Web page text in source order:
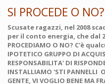
SI PROCEDE O NO?
Scusate ragazzi, nel 2008
per il conto energia, che dal
PROCEDIAMO O NO? C'è
IPOTETICO GRUPPO DI
RESPONSABILITA' DI
INSTALLIAMO 'STI PANNELLI
GENTE, VI VOGLIO BENE MA